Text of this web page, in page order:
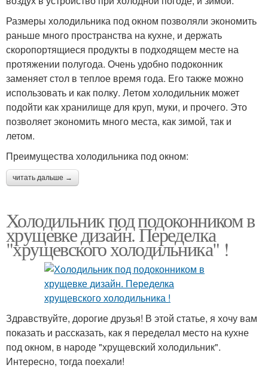
Размеры холодильника под окном позволяли экономить
раньше много пространства на кухне, и держать
скоропортящиеся продукты в подходящем месте на
протяжении полугода. Очень удобно подоконник
заменяет стол в теплое время года. Его также можно
использовать и как полку. Летом холодильник может
подойти как хранилище для круп, муки, и прочего. Это
позволяет экономить много места, как зимой, так и
летом.
Преимущества холодильника под окном:
читать дальше →
Холодильник под подоконником в
хрущевке дизайн. Переделка
"хрущевского холодильника" !
Здравствуйте, дорогие друзья! В этой статье, я хочу вам
показать и рассказать, как я переделал место на кухне
под окном, в народе "хрущевский холодильник".
Интересно, тогда поехали!